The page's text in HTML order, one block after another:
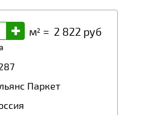
+ м2 = 2 822руб
Паркет